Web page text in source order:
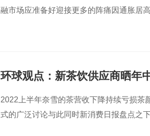
融市场应准备好迎接更多的阵痛因通胀居
环球观点：新茶饮供应商晒年
2022上半年奈雪的茶营收下降持续亏损茶
式的广泛讨论与此同时新消费日报盘点之